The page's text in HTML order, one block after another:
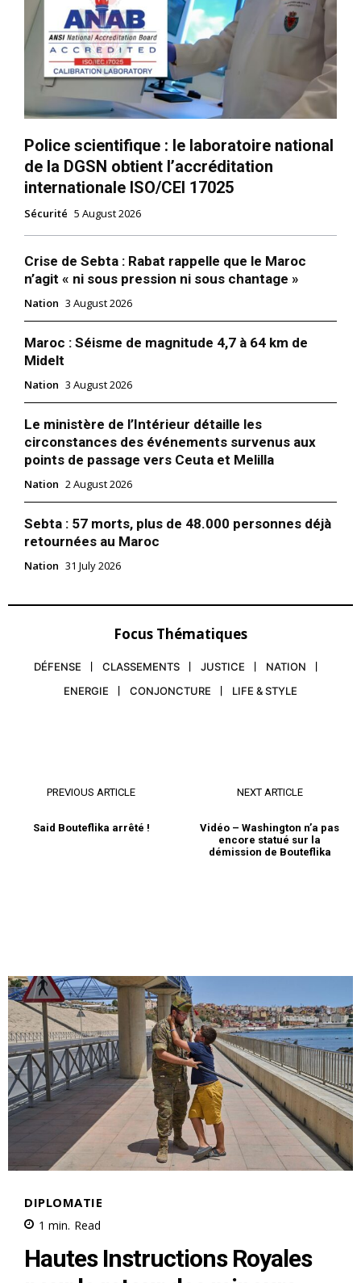
Police scientifique : le laboratoire national
de la DGSN obtient l’accréditation
internationale ISO/CEI 17025
Sécurité 5 August 2026
Crise de Sebta : Rabat rappelle que le Maroc
n’agit « ni sous pression ni sous chantage »
Nation 3 August 2026
Maroc : Séisme de magnitude 4,7 à 64 km de
Midelt
Nation 3 August 2026
Le ministère de l’Intérieur détaille les
circonstances des événements survenus aux
points de passage vers Ceuta et Melilla
Nation 2 August 2026
Sebta : 57 morts, plus de 48.000 personnes déjà
retournées au Maroc
Nation 31 July 2026
Focus Thématiques
DÉFENSE CLASSEMENTS JUSTICE
NATION
ENERGIE
CONJONCTURE LIFE & STYLE
PREVIOUS ARTICLE
Said Bouteflika arrêté !
NEXT ARTICLE
Vidéo – Washington n’a pas
encore statué sur la
démission de Bouteflika